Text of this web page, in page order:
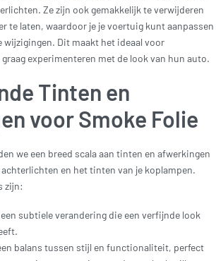
Ze zijn ook gemakkelijk te verwijderen
te laten, waardoor je je voertuig kunt aanpassen
wijzigingen. Dit maakt het ideaal voor
experimenteren met de look van hun auto.
Tinten en
voor Smoke Folie
we een breed scala aan tinten en afwerkingen
en het tinten van je koplampen.
zijn:
subtiele verandering die een verfijnde look
balans tussen stijl en functionaliteit, perfect